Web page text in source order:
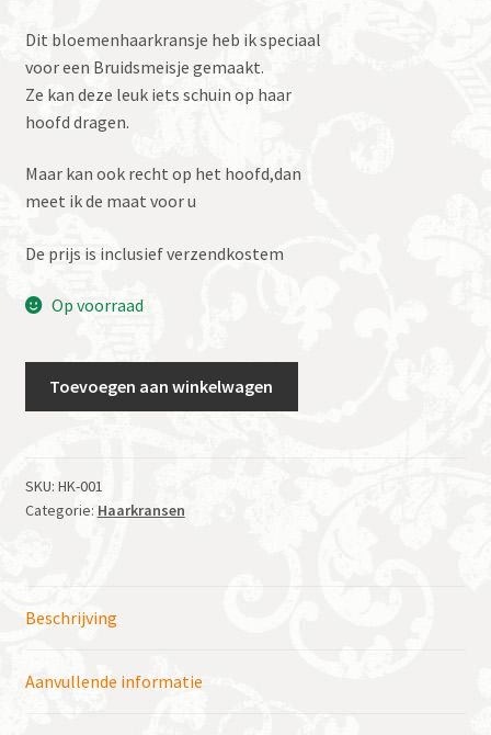
Dit bloemenhaarkransje heb ik speciaal
voor een Bruidsmeisje gemaakt.
Ze kan deze leuk iets schuin op haar
hoofd dragen.
Maar kan ook recht op het hoofd,dan
meet ik de maat voor u
De prijs is inclusief verzendkostem
Op voorraad
bruidsmeisje
Toevoegen aan winkelwagen
SKU: HK-001
Categorie: Haarkransen
Beschrijving
Aanvullende informatie